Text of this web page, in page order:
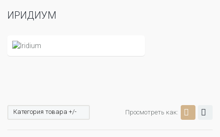
ИРИДИУМ
Просмотреть как:
Категория товара +/-